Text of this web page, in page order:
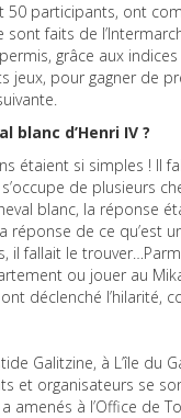
50 participants, ont
sont faits de
grâce aux
jeux, pour gagner de
blanc d’Henri IV ?
étaient si simples ! Il
de plusieurs
blanc, la réponse
réponse de ce qu’est
il fallait le
ou jouer au
déclenché l’hilarité,
Galitzine, à L’île du
et organisateurs se
amenés à l’Office de